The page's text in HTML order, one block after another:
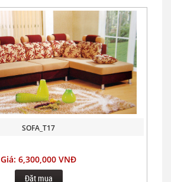
SOFA_T17
Giá: 6,300,000 VNĐ
Đặt mua